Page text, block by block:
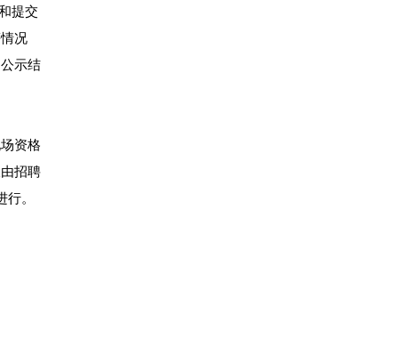
提交
况
示结
资格
招聘
。